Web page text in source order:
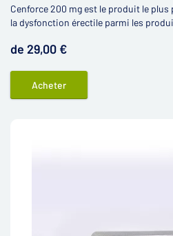
Cenforce 200 mg est le produit le
la dysfonction érectile parmi les
de 29,00 €
Acheter